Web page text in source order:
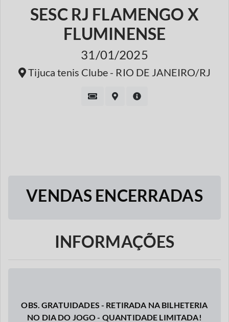
SESC RJ FLAMENGO X
FLUMINENSE
31/01/2025
Tijuca tenis Clube - RIO DE JANEIRO/RJ
VENDAS ENCERRADAS
INFORMAÇÕES
OBS. GRATUIDADES - RETIRADA NA BILHETERIA
NO DIA DO JOGO - QUANTIDADE LIMITADA!